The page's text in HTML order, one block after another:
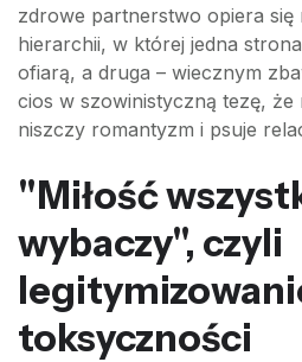
zdrowe partnerstwo opiera się
hierarchii, w której jedna
ofiarą, a druga – wiecznym
cios w szowinistyczną tezę,
niszczy romantyzm i psuje
"Miłość
wybaczy", czyli
toksyczności